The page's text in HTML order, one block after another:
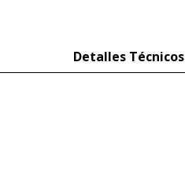
Detalles Técnicos